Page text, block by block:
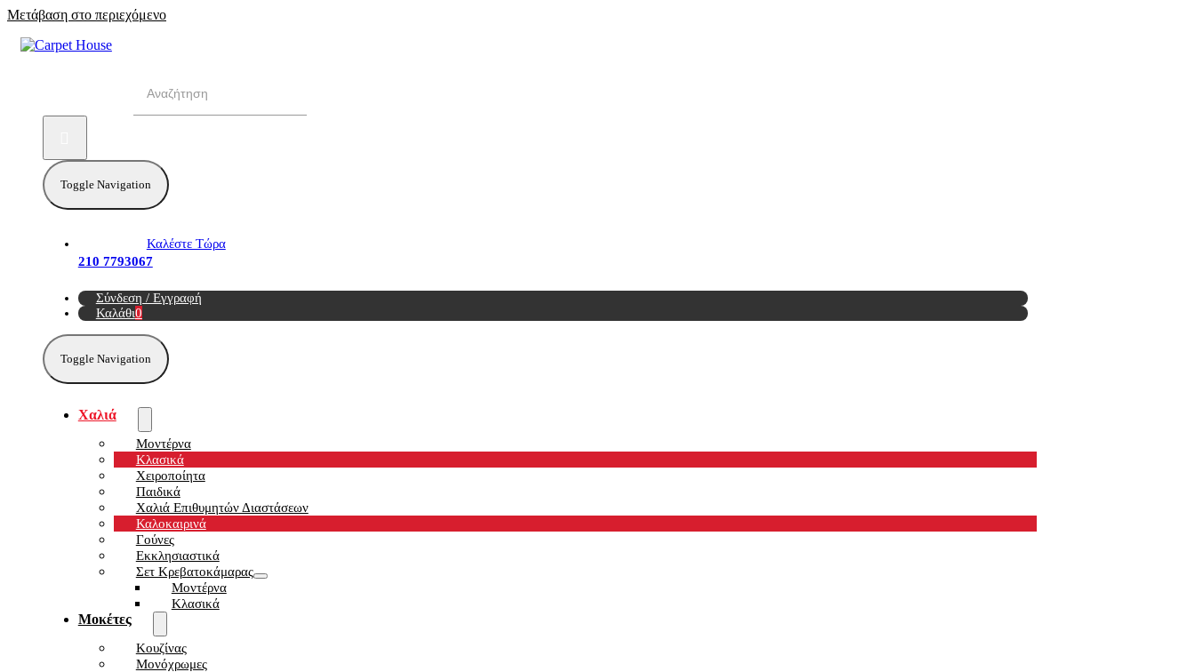
Μετάβαση στο περιεχόμενο
Toggle Navigation
Καλέστε Τώρα
210 7793067
Σύνδεση / Εγγραφή
Καλάθι0
Toggle Navigation
Χαλιά
Μοντέρνα
Κλασικά
Χειροποίητα
Παιδικά
Χαλιά Επιθυμητών Διαστάσεων
Καλοκαιρινά
Γούνες
Εκκλησιαστικά
Σετ Κρεβατοκάμαρας
Μοντέρνα
Κλασικά
Μοκέτες
Κουζίνας
Μονόχρωμες